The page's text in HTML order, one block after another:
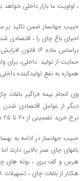
، اولویت ما بازار داخلی خواهد
حبیب جهانساز ضمن تاکید بر
احیای باغ چای را ، اقتصادی
همواره به نفع تولیدکننده
وی انجام بیمه فراگیر
دیگر از عوامل اقتصادی
نرخ خرید تضمینی از ۲۰ تا ۲۵ درصد کاهش پیدا نکند.
باغهای چای عمر بالایی دارند
هرس و کف بری ، بوته های
هکتار از باغات چای ، تسهیلات ۱۸ میلیون تومانی در نظر گرفته ایم.